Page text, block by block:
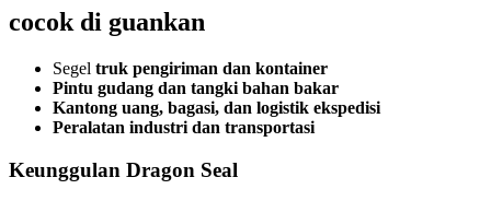
cocok di guankan
Segel truk pengiriman dan kontainer
Pintu gudang dan tangki bahan bakar
Kantong uang, bagasi, dan logistik ekspedisi
Peralatan industri dan transportasi
Keunggulan Dragon Seal